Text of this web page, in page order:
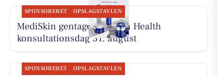
SPONSORERET OPSLAGSTAVLEN
MediSkin gentager ZO Skin Health
konsultationsdag 31. august
SPONSORERET OPSLAGSTAVLEN